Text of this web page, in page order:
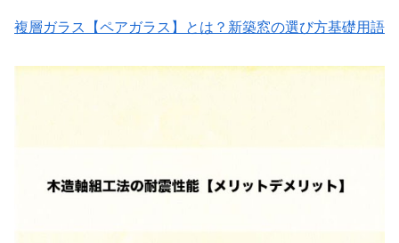
複層ガラス【ペアガラス】とは？新築窓の選び方基礎用語